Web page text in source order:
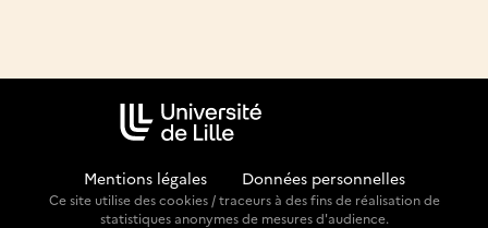
Mentions légales Données personnelles
Ce site utilise des cookies / traceurs à des fins de réalisation de
statistiques anonymes de mesures d'audience.